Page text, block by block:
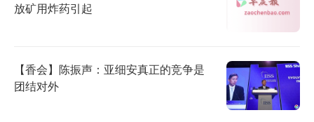
放矿用炸药引起
【香会】陈振声：亚细安真正的竞争是
团结对外